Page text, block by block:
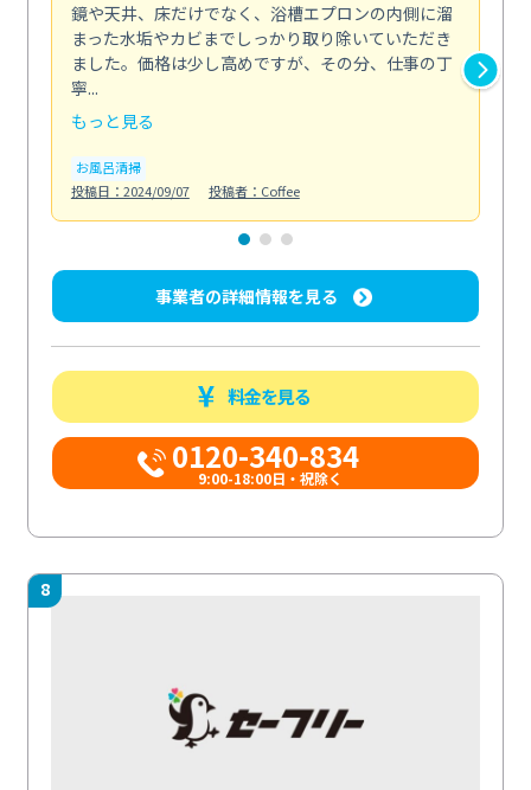
鏡や天井、床だけでなく、浴槽エプロンの内側に溜
まった水垢やカビまでしっかり取り除いていただき
ました。価格は少し高めですが、その分、仕事の丁
寧...
もっと見る
お風呂清掃
投稿日：2024/09/07
投稿者：Coffee
事業者の詳細情報を見る
料金を見る
0120-340-834
9:00-18:00日・祝除く
8